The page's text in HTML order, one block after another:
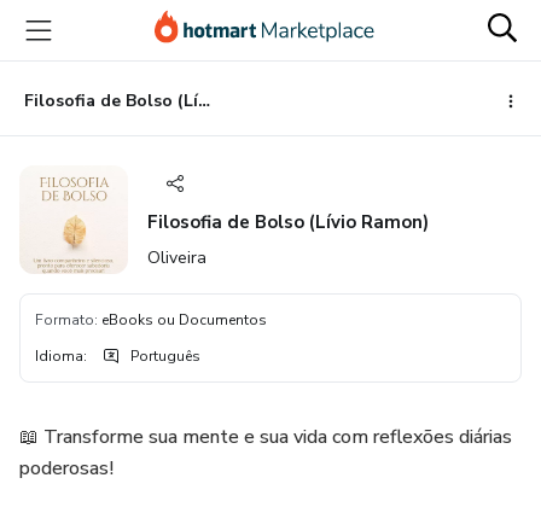
para
conteúdo
principal
para
pagamento
para
rodapé
Filosofia de Bolso (Lívio Ramon)
Filosofia de Bolso (Lívio Ramon)
Oliveira
Formato: eBooks ou Documentos
Idioma: Português
📖 Transforme sua mente e sua vida com reflexões diárias
poderosas!